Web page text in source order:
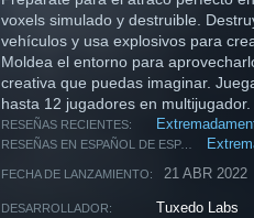
voxels simulado y destruible.
vehículos y usa explosivos para
Moldea el entorno para
creativa que puedas imaginar.
hasta 12 jugadores en multijugador.
RESEÑAS RECIENTES:
RESEÑAS EN ESPAÑOL DE ESPAÑA:
FECHA DE LANZAMIENTO: 21 ABR 2022
DESARROLLADOR: Tuxedo Labs